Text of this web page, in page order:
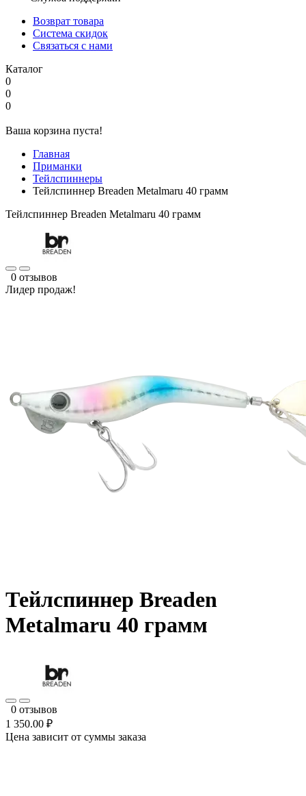
Возврат товара
Система скидок
Связаться с нами
Каталог
0
0
0
Ваша корзина пуста!
Главная
Приманки
Тейлспиннеры
Тейлспиннер Breaden Metalmaru 40 грамм
Тейлспиннер Breaden Metalmaru 40 грамм
0 отзывов
Лидер продаж!
Тейлспиннер Breaden
Metalmaru 40 грамм
0 отзывов
1 350.00 ₽
Цена зависит от суммы заказа